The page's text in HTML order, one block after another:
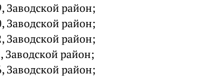
Заводской район;
Заводской район;
Заводской район;
Заводской район;
Заводской район;